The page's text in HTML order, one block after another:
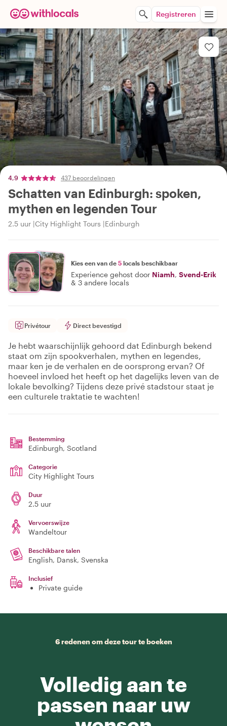
Registreren
4,9 437 beoordelingen
Schatten van Edinburgh: spoken,
mythen en legenden Tour
2.5 uur City Highlight Tours Edinburgh
Kies een van de 5 locals beschikbaar
Experience gehost door Niamh, Svend-Erik
& 3 andere locals
Privétour Direct bevestigd
Je hebt waarschijnlijk gehoord dat Edinburgh bekend
staat om zijn spookverhalen, mythen en legendes,
maar ken je de verhalen en de oorsprong ervan? Of
hoeveel invloed het heeft op het dagelijks leven van de
lokale bevolking? Tijdens deze privé stadstour staat je
een culturele traktatie te wachten!
Bestemming
Edinburgh, Scotland
Categorie
City Highlight Tours
Duur
2.5 uur
Vervoerswijze
Wandeltour
Beschikbare talen
English, Dansk, Svenska
Inclusief
Private guide
6 redenen om deze tour te boeken
Volledig aan te
passen naar uw